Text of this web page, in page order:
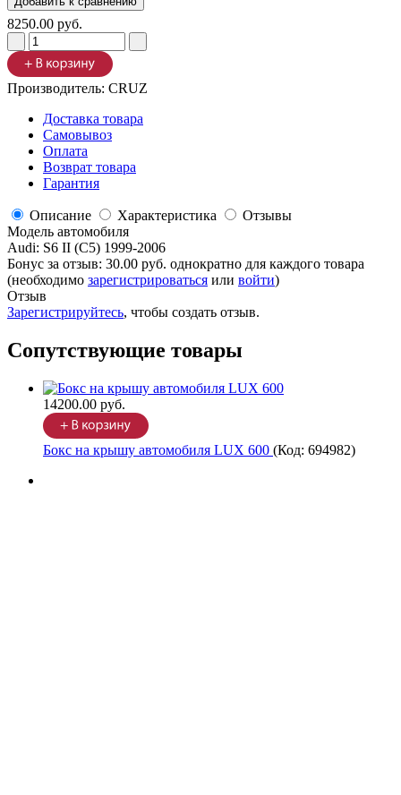
8250.00 руб.
Производитель: CRUZ
Доставка товара
Самовывоз
Оплата
Возврат товара
Гарантия
Описание Характеристика
Отзывы
Модель автомобиля
Audi: S6 II (C5) 1999-2006
Бонус за отзыв: 30.00 руб. однократно для каждого товара
(необходимо зарегистрироваться или войти)
Отзыв
Зарегистрируйтесь, чтобы создать отзыв.
Сопутствующие товары
14200.00 руб.
Бокс на крышу автомобиля LUX 600 (Код: 694982)